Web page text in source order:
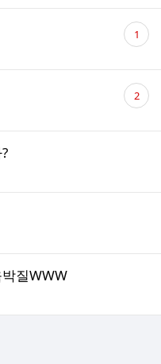
댓
글 1
댓
글 2
질WWW